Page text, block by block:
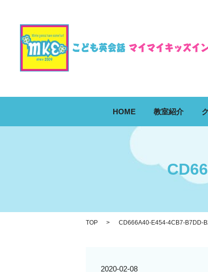
HOME 教室紹介
TOP CD666A40-E454-4CB7-B7DD-
2020-02-08